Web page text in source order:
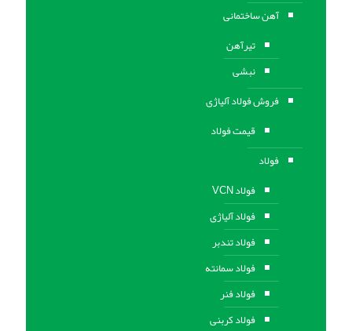
آهن ساختمانی
تیرآهن
نبشی
فروش فولاد آلیاژی
قیمت فولاد
فولاد
فولاد VCN
فولاد آلیاژی
فولاد تندبر
فولاد سمانته
فولاد فنر
فولاد کربنی